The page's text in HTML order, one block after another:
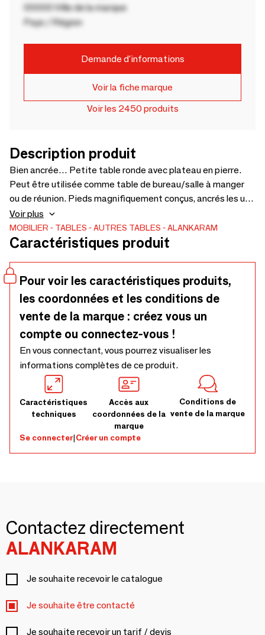
00000 Ville de la marque
Pays / Région
Demande d'informations
Voir la fiche marque
Voir les 2450 produits
Description produit
Bien ancrée… Petite table ronde avec plateau en pierre.
Peut être utilisée comme table de bureau/salle à manger
ou de réunion. Pieds magnifiquement conçus, ancrés les uns
aux autres. Peut être modifiée pour la taille et les finitions
en bois - 1000 x 1000 x 750
Voir plus
MOBILIER TABLES AUTRES TABLES ALANKARAM
Caractéristiques produit
Pour voir les caractéristiques produits,
les coordonnées et les conditions de
vente de la marque : créez vous un
compte ou connectez-vous !
En vous connectant, vous pourrez visualiser les
informations complètes de ce produit.
Caractéristiques
techniques
Accès aux
coordonnées de la
marque
Conditions de
vente de la marque
Se connecter|Créer un compte
Contactez directement
ALANKARAM
Je souhaite recevoir le catalogue
Je souhaite être contacté
Je souhaite recevoir un tarif / devis